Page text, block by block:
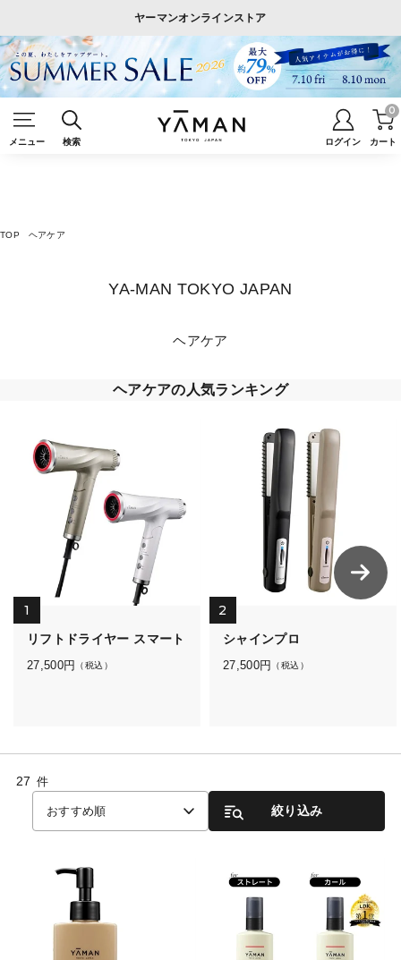
ヤーマンオンラインストア
メニュー 検索 ログイン カート
0
TOP ヘアケア
YA-MAN TOKYO JAPAN
ヘアケア
ヘアケアの人気ランキング
1
リフトドライヤー スマート
27,500円 （税込）
2
シャインプロ
27,500円 （税込）
27 件
おすすめ順 絞り込み